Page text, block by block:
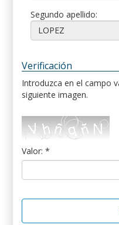
Segundo apellido:
Verificación
Introduzca en el campo
siguiente imagen.
Valor: *